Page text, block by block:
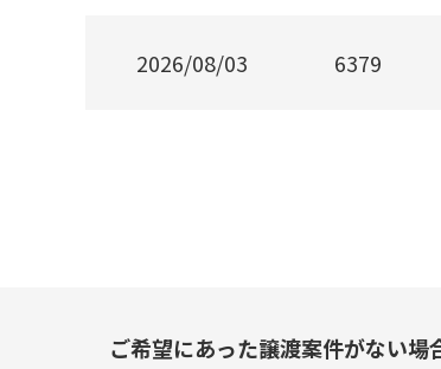
2026/08/03 6379
ご希望にあった譲渡案件がない